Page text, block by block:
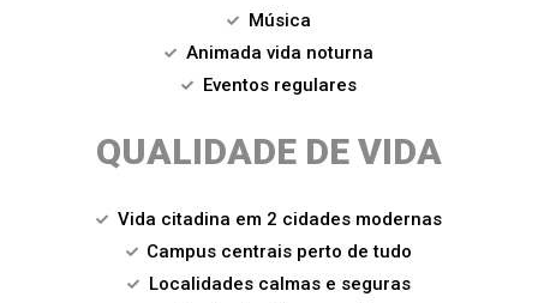
Música
Animada vida noturna
Eventos regulares
QUALIDADE DE VIDA
Vida citadina em 2 cidades modernas
Campus centrais perto de tudo
Localidades calmas e seguras